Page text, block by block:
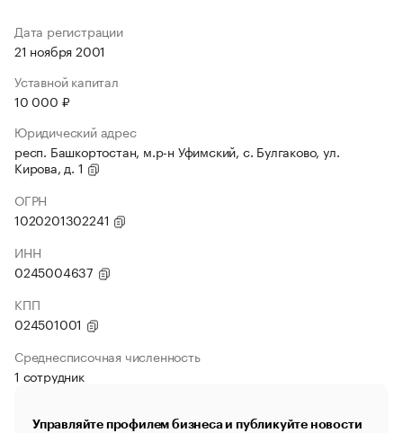
Дата регистрации
21 ноября 2001
Уставной капитал
10 000 ₽
Юридический адрес
респ. Башкортостан, м.р-н Уфимский, с. Булгаково, ул.
Кирова, д. 1
ОГРН
1020201302241
ИНН
0245004637
КПП
024501001
Среднесписочная численность
1 сотрудник
Управляйте профилем бизнеса и публикуйте новости